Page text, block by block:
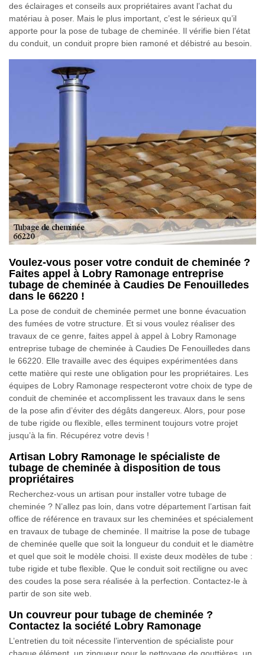
des éclairages et conseils aux propriétaires avant l’achat du
matériau à poser. Mais le plus important, c’est le sérieux qu’il
apporte pour la pose de tubage de cheminée. Il vérifie bien l’état
du conduit, un conduit propre bien ramoné et débistré au besoin.
Voulez-vous poser votre conduit de cheminée ?
Faites appel à Lobry Ramonage entreprise
tubage de cheminée à Caudies De Fenouilledes
dans le 66220 !
La pose de conduit de cheminée permet une bonne évacuation
des fumées de votre structure. Et si vous voulez réaliser des
travaux de ce genre, faites appel à appel à Lobry Ramonage
entreprise tubage de cheminée à Caudies De Fenouilledes dans
le 66220. Elle travaille avec des équipes expérimentées dans
cette matière qui reste une obligation pour les propriétaires. Les
équipes de Lobry Ramonage respecteront votre choix de type de
conduit de cheminée et accomplissent les travaux dans le sens
de la pose afin d’éviter des dégâts dangereux. Alors, pour pose
de tube rigide ou flexible, elles terminent toujours votre projet
jusqu’à la fin. Récupérez votre devis !
Artisan Lobry Ramonage le spécialiste de
tubage de cheminée à disposition de tous
propriétaires
Recherchez-vous un artisan pour installer votre tubage de
cheminée ? N’allez pas loin, dans votre département l’artisan fait
office de référence en travaux sur les cheminées et spécialement
en travaux de tubage de cheminée. Il maitrise la pose de tubage
de cheminée quelle que soit la longueur du conduit et le diamètre
et quel que soit le modèle choisi. Il existe deux modèles de tube :
tube rigide et tube flexible. Que le conduit soit rectiligne ou avec
des coudes la pose sera réalisée à la perfection. Contactez-le à
partir de son site web.
Un couvreur pour tubage de cheminée ?
Contactez la société Lobry Ramonage
L’entretien du toit nécessite l’intervention de spécialiste pour